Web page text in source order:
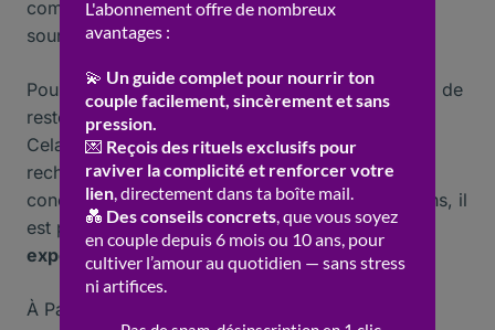
comblées. Pourtant, cette quête peut aussi être
source dejoieet d’
Pour naviguer dans cesémotions, il est essentiel de
rester connecté à ses propres besoins et désirs.
Cela permet de mieux comprendre ce que l’on
recherche vraiment chez unpartenaire. En se
concentrant sur ses propresvaleurset aspirations, il
est possible de transformer cette quête en une
expérience
enrichissante et épanouissante.
À Paris, un homme a rencontré son âme sœur en